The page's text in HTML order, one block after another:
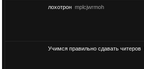
лохотрон mplcjwrmoh
Учимся правильно сдавать читеров